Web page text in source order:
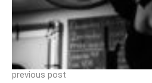
previous post